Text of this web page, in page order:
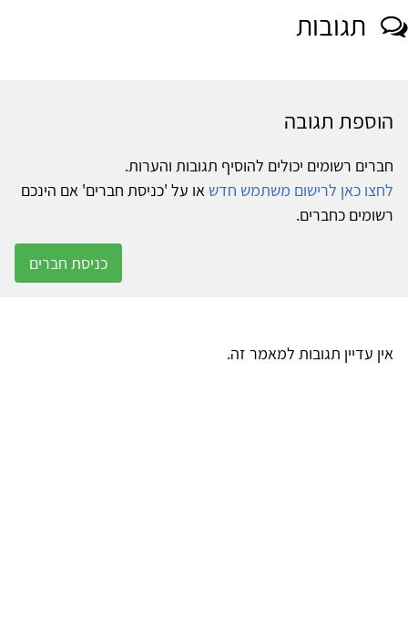
תגובות
הוספת תגובה
חברים רשומים יכולים להוסיף תגובות והערות.
לחצו כאן לרישום משתמש חדש או על 'כניסת חברים' אם הינכם
רשומים כחברים.
כניסת חברים
אין עדיין תגובות למאמר זה.